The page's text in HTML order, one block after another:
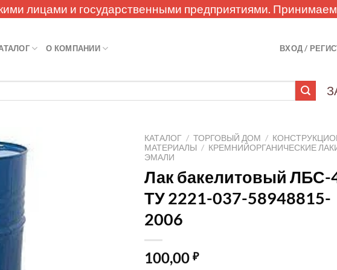
лицами и государственными предприятиями.
О КОМПАНИИ ВХОД /
КАТАЛОГ / ТОРГОВЫЙ ДОМ /
МАТЕРИАЛЫ / КРЕМНИЙОРГАНИЧЕСКИЕ
ЭМАЛИ
Лак бакелитовый ЛБС-
ТУ 2221-037-58948815-
2006
100,00 ₽